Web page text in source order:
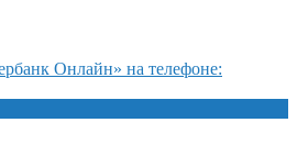
Онлайн» на телефоне: